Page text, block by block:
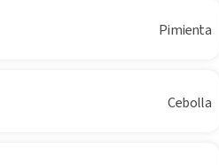
Pimienta
Cebolla